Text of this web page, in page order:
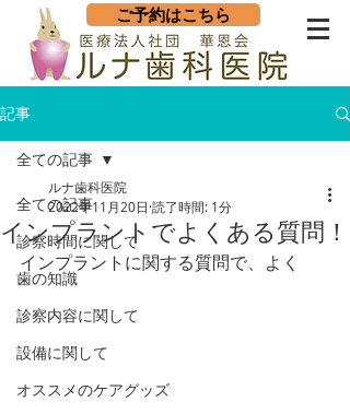
ご予約はこちら
記事
全ての記事
診察時間に関して
歯の知識
診察内容に関して
設備に関して
オススメのケアグッズ
全ての記事
インプラントでよくある質問！
ルナ歯科医院
2022年11月20日 読了時間: 1分
インプラントに関する質問で、よく